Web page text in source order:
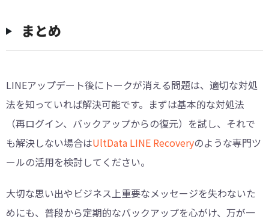
まとめ
LINEアップデート後にトークが消える問題は、適切な対処
法を知っていれば解決可能です。まずは基本的な対処法
（再ログイン、バックアップからの復元）を試し、それで
も解決しない場合はUltData LINE Recoveryのような専門ツ
ールの活用を検討してください。
大切な思い出やビジネス上重要なメッセージを失わないた
めにも、普段から定期的なバックアップを心がけ、万が一